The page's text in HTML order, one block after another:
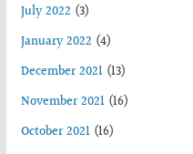
July 2022 (3)
January 2022 (4)
December 2021(13)
November 2021(16)
October 2021(16)